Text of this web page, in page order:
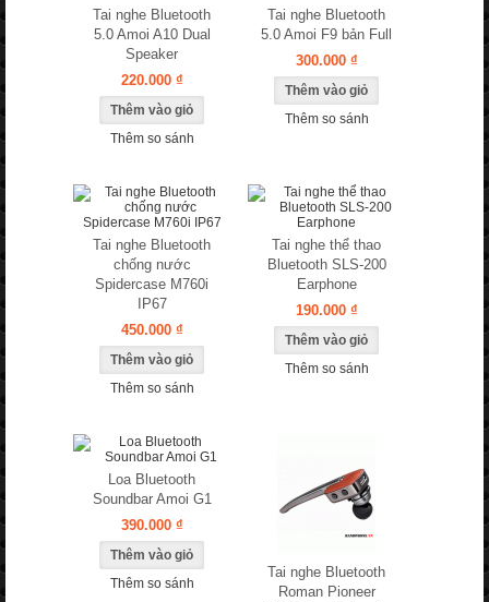
Tai nghe Bluetooth
5.0 Amoi A10 Dual
Speaker
220.000 ₫
Thêm so sánh
Tai nghe Bluetooth
5.0 Amoi F9 bản Full
300.000 ₫
Thêm so sánh
Tai nghe Bluetooth
chống nước
Spidercase M760i
IP67
450.000 ₫
Thêm so sánh
Tai nghe thể thao
Bluetooth SLS-200
Earphone
190.000 ₫
Thêm so sánh
Loa Bluetooth
Soundbar Amoi G1
390.000 ₫
Thêm so sánh
Tai nghe Bluetooth
Roman Pioneer